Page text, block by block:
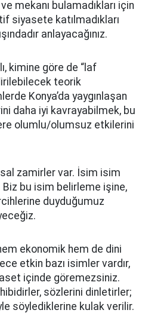
mekanı bulamadıkları için
siyasete katılmadıkları
anlayacağınız.
kimine göre de “laf
teorik
Konya’da yaygınlaşan
daha iyi kavrayabilmek, bu
olumlu/olumsuz etkilerini
zamirler var. İsim isim
Biz bu isim belirleme işine,
duyduğumuz
ekonomik hem de dini
etkin bazı isimler vardır,
içinde göremezsiniz.
sözlerini dinletirler;
söylediklerine kulak verilir.